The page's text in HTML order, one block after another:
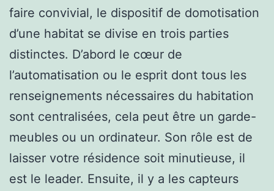
faire convivial, le dispositif de domotisation
d’une habitat se divise en trois parties
distinctes. D’abord le cœur de
l’automatisation ou le esprit dont tous les
renseignements nécessaires du habitation
sont centralisées, cela peut être un garde-
meubles ou un ordinateur. Son rôle est de
laisser votre résidence soit minutieuse, il
est le leader. Ensuite, il y a les capteurs